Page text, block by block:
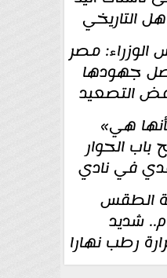
التاريخي
نصف نهائي
الوزراء: مصر
جهودها
التصعيد
على
هي»
باب الحوار
في نادي
مصر الجديدة
الطقس
شديد
رطب نهارا
للحرارة رطب